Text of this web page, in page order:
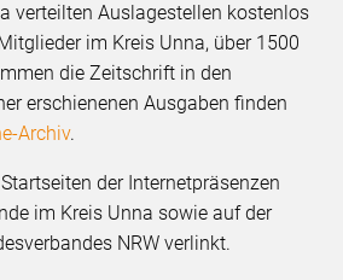
verteilten Auslagestellen kostenlos
im Kreis Unna, über 1500
die Zeitschrift in den
erschienenen Ausgaben finden
Archiv.
der Internetpräsenzen
im Kreis Unna sowie auf der
NRW verlinkt.